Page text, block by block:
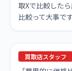
取Xで比較した
比較って大事で
買取店スタッフ